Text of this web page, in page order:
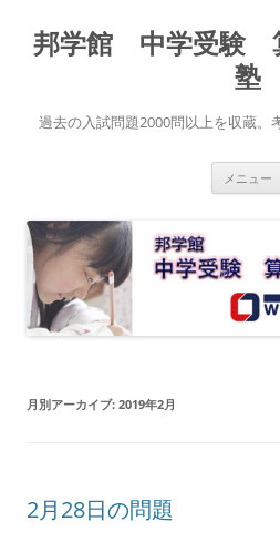
テ
ン
キ
ッ
邦学館 中学受験
塾
過去の入試問題2000問以上を収蔵。
メニュー
月別アーカイブ: 2019年2月
2月28日の問題